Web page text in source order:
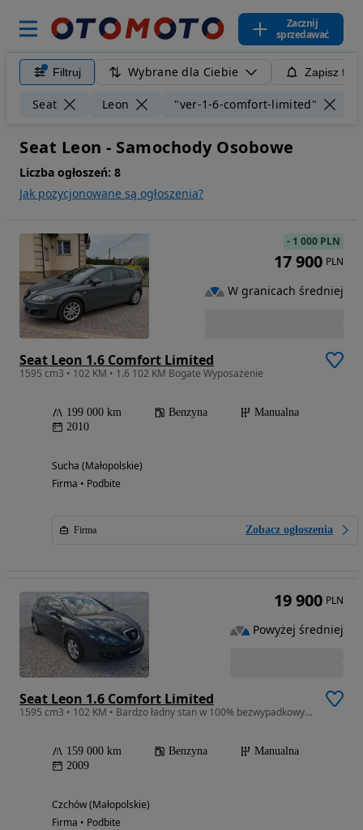
Zacznij
sprzedawać
Filtruj Wybrane dla Ciebie Zapisz
Seat Leon "ver-1-6-comfort-limited"
Seat Leon - Samochody Osobowe
Liczba ogłoszeń: 8
Jak pozycjonowane są ogłoszenia?
Seat Leon 1.6 Comfort Limited
1595 cm3 • 102 KM • 1.6 102 KM Bogate Wyposażenie
199 000 km Benzyna
Manualna
2010
Sucha (Małopolskie)
Firma • Podbite
Firma Zobacz ogłoszenia
- 1 000 PLN
17 900 PLN
W granicach średniej
Seat Leon 1.6 Comfort Limited
1595 cm3 • 102 KM • Bardzo ładny stan w 100% bezwypadkowy Model 2009
159 000 km Benzyna
Manualna
2009
Czchów (Małopolskie)
Firma • Podbite
19 900 PLN
Powyżej średniej